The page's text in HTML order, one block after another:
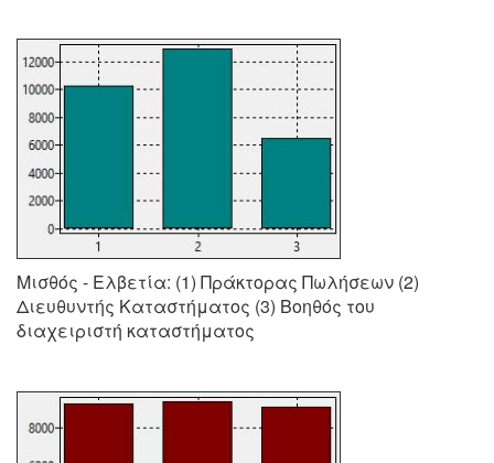
Μισθός - Ελβετία: (1) Πράκτορας Πωλήσεων (2)
Διευθυντής Καταστήματος (3) Βοηθός του
διαχειριστή καταστήματος